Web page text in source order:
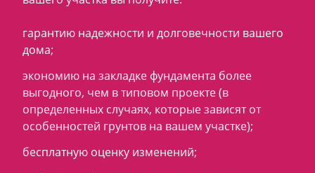
гарантию надежности и долговечности вашего
дома;
экономию на закладке фундамента более
выгодного, чем в типовом проекте (в
определенных случаях, которые зависят от
особенностей грунтов на вашем участке);
бесплатную оценку изменений;